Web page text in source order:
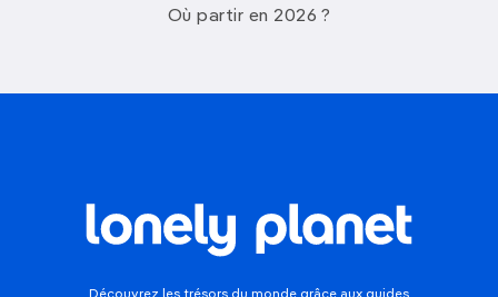
Où partir en 2026 ?